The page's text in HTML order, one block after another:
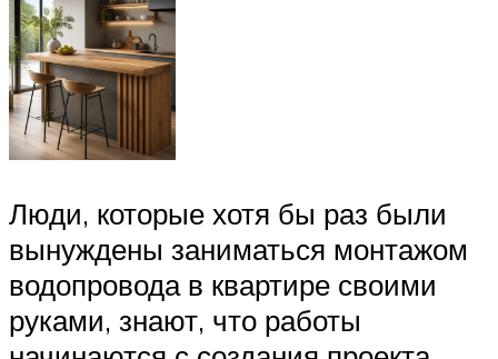
Люди, которые хотя бы раз были
вынуждены заниматься монтажом
водопровода в квартире своими
руками, знают, что работы